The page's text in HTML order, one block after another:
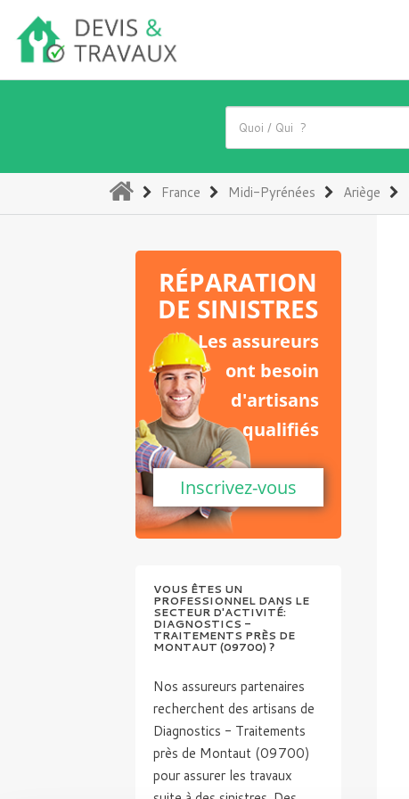
(current)
France Midi-Pyrénées Ariège
RÉPARATION
DE SINISTRES
Les assureurs
ont besoin
d'artisans
qualifiés
Inscrivez-vous
VOUS ÊTES UN
PROFESSIONNEL DANS LE
SECTEUR D'ACTIVITÉ:
DIAGNOSTICS -
TRAITEMENTS PRÈS DE
MONTAUT (09700) ?
Nos assureurs partenaires
recherchent des artisans de
Diagnostics - Traitements
près de Montaut (09700)
pour assurer les travaux